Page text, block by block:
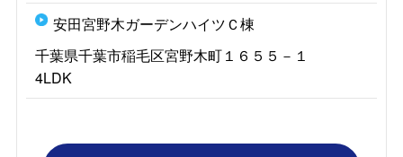
安田宮野木ガーデンハイツＣ棟
千葉県千葉市稲毛区宮野木町１６５５－１
4LDK